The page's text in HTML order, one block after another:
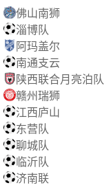
佛山南狮
淄博队
阿玛盖尔
南通支云
陕西联合月亮泊队
赣州瑞狮
江西庐山
东营队
聊城队
临沂队
济南联